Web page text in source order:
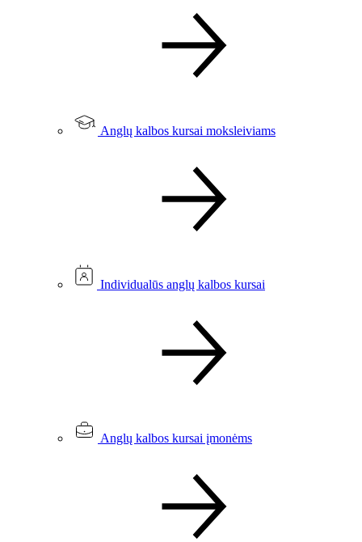
Anglų kalbos kursai moksleiviams
Individualūs anglų kalbos kursai
Anglų kalbos kursai įmonėms